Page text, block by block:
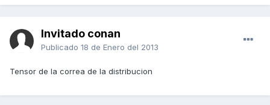
Invitado conan
Publicado 18 de Enero del 2013
Tensor de la correa de la distribucion